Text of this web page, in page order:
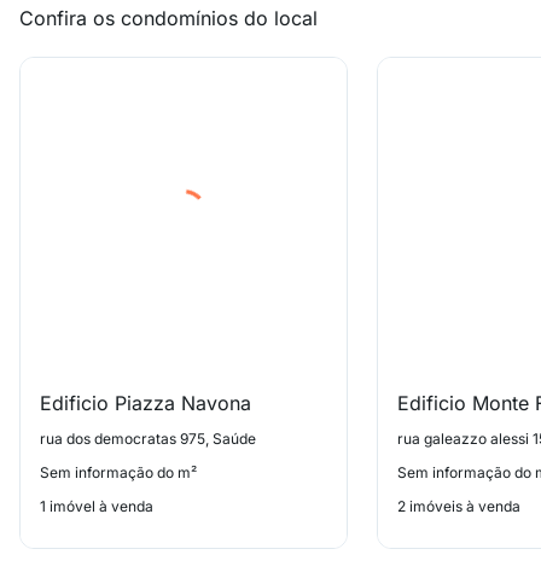
Confira os condomínios do local
Edificio Piazza Navona
rua dos democratas 975, Saúde
Sem informação do m²
1 imóvel à venda
Edificio Monte
rua galeazzo alessi
Sem informação do
2 imóveis à venda